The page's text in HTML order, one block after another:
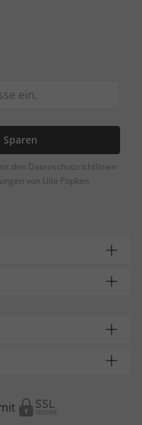
den Datenschutzrichtlinien
von Ulla Popken